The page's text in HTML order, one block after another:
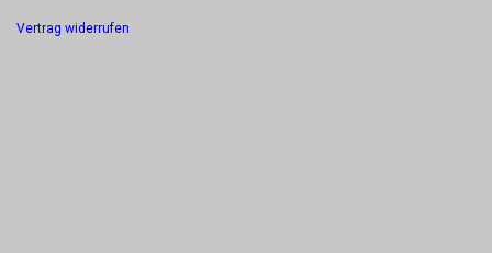
Vertrag widerrufen